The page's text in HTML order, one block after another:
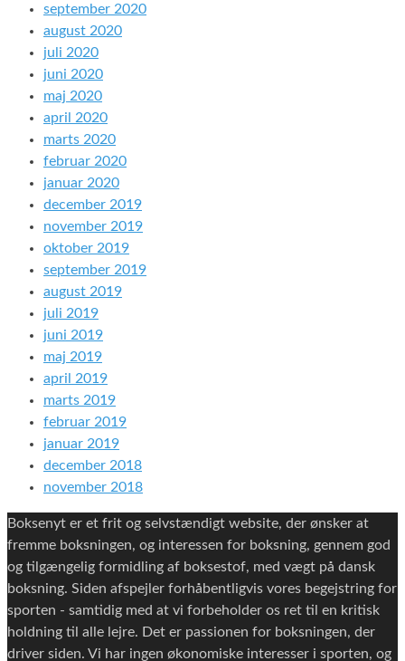
september 2020
august 2020
juli 2020
juni 2020
maj 2020
april 2020
marts 2020
februar 2020
januar 2020
december 2019
november 2019
oktober 2019
september 2019
august 2019
juli 2019
juni 2019
maj 2019
april 2019
marts 2019
februar 2019
januar 2019
december 2018
november 2018
Boksenyt er et frit og selvstændigt website, der ønsker at
fremme boksningen, og interessen for boksning, gennem god
og tilgængelig formidling af boksestof, med vægt på dansk
boksning. Siden afspejler forhåbentligvis vores begejstring for
sporten - samtidig med at vi forbeholder os ret til en kritisk
holdning til alle lejre. Det er passionen for boksningen, der
driver siden. Vi har ingen økonomiske interesser i sporten, og